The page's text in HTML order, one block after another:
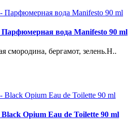
Парфюмерная вода Manifesto 90 ml
смородина, бергамот, зелень.Н..
Opium Eau de Toilette 90 ml